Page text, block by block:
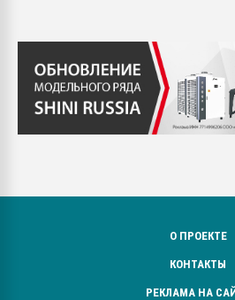
О ПРОЕКТЕ
КОНТАКТЫ
РЕКЛАМА НА